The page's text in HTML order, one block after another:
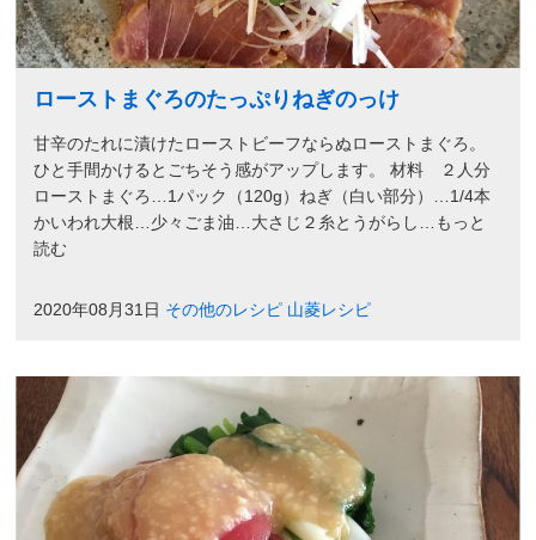
ローストまぐろのたっぷりねぎのっけ
甘辛のたれに漬けたローストビーフならぬローストまぐろ。
ひと手間かけるとごちそう感がアップします。 材料 ２人分
ローストまぐろ…1パック（120g）ねぎ（白い部分）…1/4本
かいわれ大根…少々ごま油…大さじ２糸とうがらし…もっと
読む
2020年08月31日 その他のレシピ 山菱レシピ